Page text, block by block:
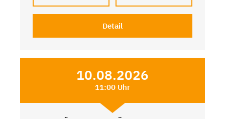
Detail
10.08.2026
11:00 Uhr